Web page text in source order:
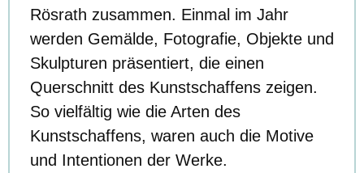
Rösrath zusammen. Einmal im Jahr
werden Gemälde, Fotografie, Objekte und
Skulpturen präsentiert, die einen
Querschnitt des Kunstschaffens zeigen.
So vielfältig wie die Arten des
Kunstschaffens, waren auch die Motive
und Intentionen der Werke.